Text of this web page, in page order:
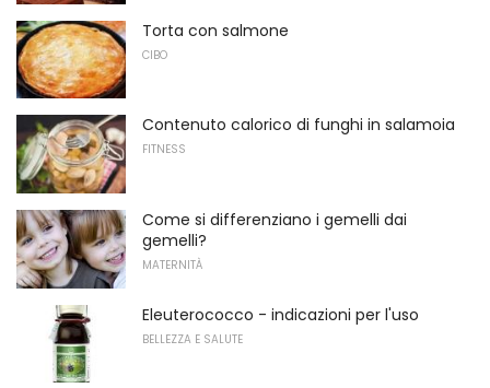
Torta con salmone
CIBO
Contenuto calorico di funghi in salamoia
FITNESS
Come si differenziano i gemelli dai
gemelli?
MATERNITÀ
Eleuterococco - indicazioni per l'uso
BELLEZZA E SALUTE